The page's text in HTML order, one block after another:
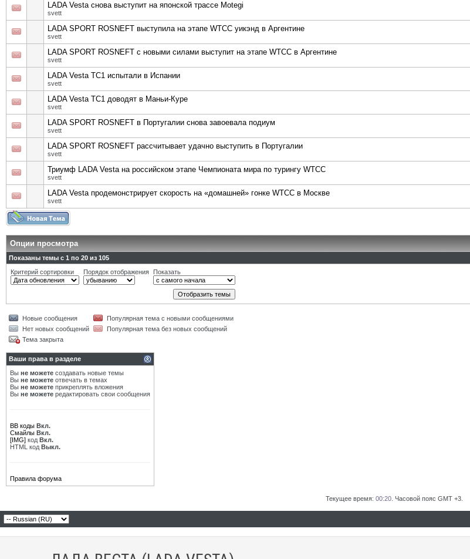
LADA Vesta снова выступит на японской трассе Motegi
svett
LADA SPORT ROSNEFT выступила на этапе WTCC уикэнд в Аргентине
svett
LADA SPORT ROSNEFT с новыми силами выступит на этапе WTCC в Аргентине
svett
LADA Vesta TC1 испытали в Испании
svett
LADA Vesta TC1 доводят в Маньи-Куре
svett
LADA SPORT ROSNEFT в Португалии снова завоевала подиум
svett
LADA SPORT ROSNEFT рассчитывает удачно выступить в Португалии
svett
Триумф LADA Vesta на российском этапе Чемпионата мира по турингу WTCC
svett
LADA Vesta продемонстрирует скорость на «домашней» гонке WTCC в Москве
svett
Опции просмотра
Показаны темы с 1 по 20 из 105
Критерий сортировки
Порядок отображения Показать
Новые сообщения
Популярная тема с новыми сообщениями
Нет новых сообщений
Популярная тема без новых сообщений
Тема закрыта
Ваши права в разделе
Вы не можете создавать новые темы
Вы не можете отвечать в темах
Вы не можете прикреплять вложения
Вы не можете редактировать свои сообщения
BB коды Вкл.
Смайлы Вкл.
[IMG] код Вкл.
HTML код Выкл.
Правила форума
Текущее время: 00:20 . Часовой пояс GMT +3.